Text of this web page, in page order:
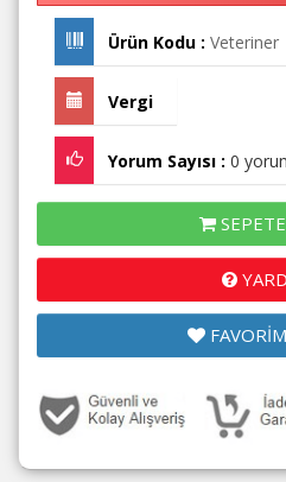
Ürün Kodu : Veteriner
Vergi
Yorum Sayısı : 0